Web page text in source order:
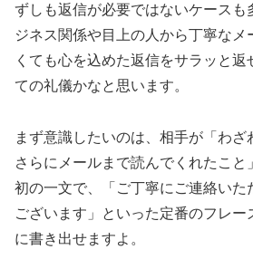
ずしも返信が必要ではないケースも
ジネス関係や目上の人から丁寧なメ
くても心を込めた返信をサラッと返
ての礼儀かなと思います。
まず意識したいのは、相手が「わざ
さらにメールまで読んでくれたこと
初の一文で、「ご丁寧にご連絡いた
ございます」といった定番のフレ
に書き出せますよ。